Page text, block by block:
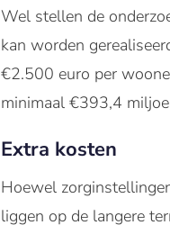
Wel stellen de
kan worden
€2.500 euro per
minimaal €393,4
Extra kosten
Hoewel
liggen op de langere